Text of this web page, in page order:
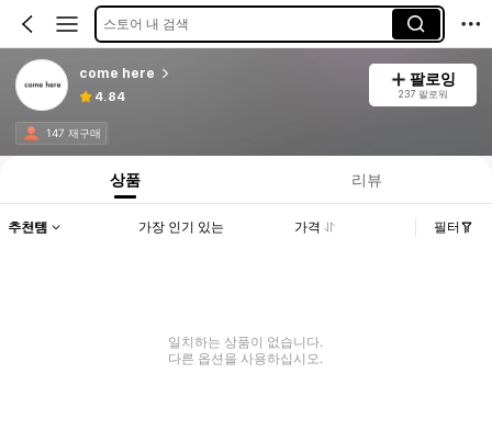
스토어 내 검색
come here
4.84
팔로잉
237 팔로워
147 재구매
상품 리뷰
추천템 가장 인기 있는 가격 필터
일치하는 상품이 없습니다.
다른 옵션을 사용하십시오.